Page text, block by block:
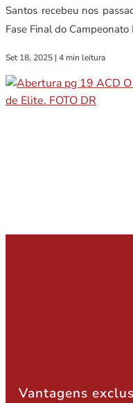
Santos recebeu nos
Fase Final do Campeonato
Set 18, 2025 | 4 min leitura
Vantagens